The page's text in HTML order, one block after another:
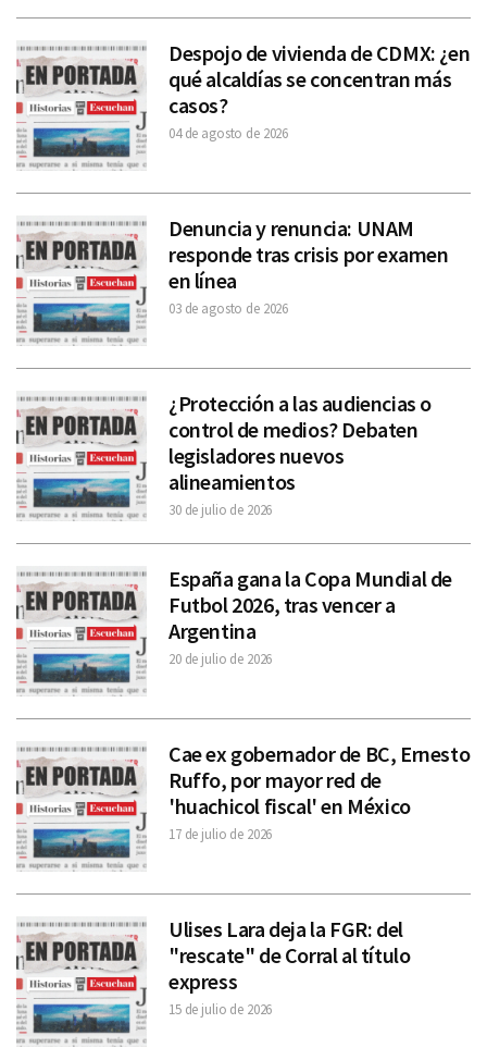
Despojo de vivienda de CDMX: ¿en
qué alcaldías se concentran más
casos?
04 de agosto de 2026
Denuncia y renuncia: UNAM
responde tras crisis por examen
en línea
03 de agosto de 2026
¿Protección a las audiencias o
control de medios? Debaten
legisladores nuevos
alineamientos
30 de julio de 2026
España gana la Copa Mundial de
Futbol 2026, tras vencer a
Argentina
20 de julio de 2026
Cae ex gobernador de BC, Ernesto
Ruffo, por mayor red de
'huachicol fiscal' en México
17 de julio de 2026
Ulises Lara deja la FGR: del
"rescate" de Corral al título
express
15 de julio de 2026